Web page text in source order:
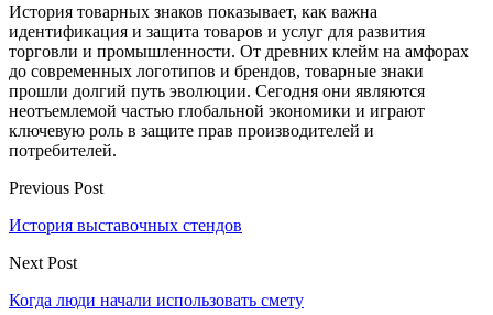
История товарных знаков показывает, как важна
идентификация и защита товаров и услуг для развития
торговли и промышленности. От древних клейм на амфорах
до современных логотипов и брендов, товарные знаки
прошли долгий путь эволюции. Сегодня они являются
неотъемлемой частью глобальной экономики и играют
ключевую роль в защите прав производителей и
потребителей.
Previous Post
История выставочных стендов
Next Post
Когда люди начали использовать смету